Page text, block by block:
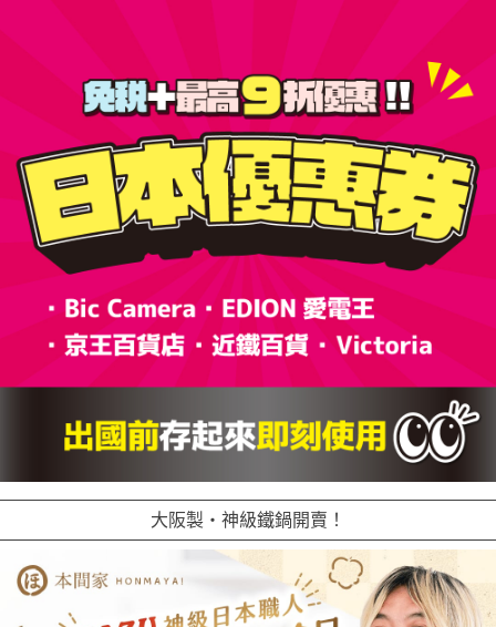
大阪製・神級鐵鍋開賣！